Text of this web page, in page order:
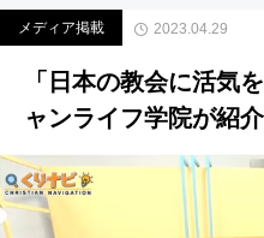
メディア掲載 2023.04.29
「日本の教会に活気
ャンライフ学院が紹